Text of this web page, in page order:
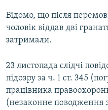
Відомо, що після
чоловік віддав дві
затримали.
23 листопада слідчі
підозру за ч. 1 ст. 345
працівника
(незаконне поводження